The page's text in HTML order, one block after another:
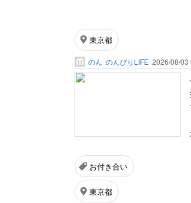
東京都
のん のんびりLIFE 2026/08/03
お付き合い
東京都